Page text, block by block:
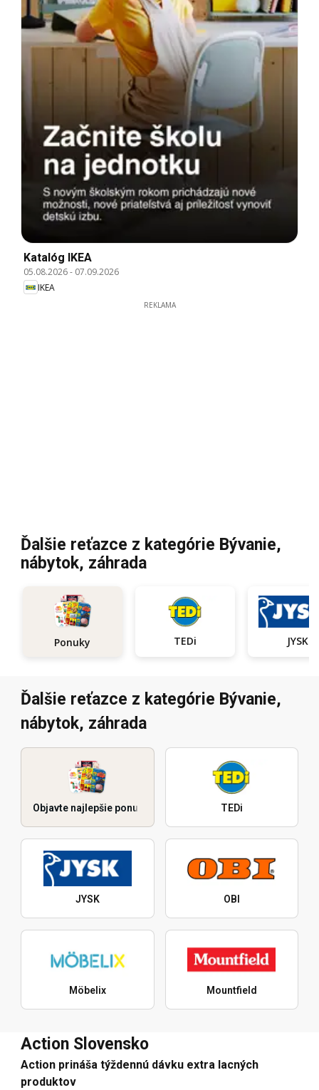
Katalóg IKEA
05.08.2026- 07.09.2026
IKEA
REKLAMA
Ďalšie reťazce z kategórie Bývanie,
nábytok, záhrada
Ponuky TEDi JYSK
Ďalšie reťazce z kategórie Bývanie,
nábytok, záhrada
Objavte najlepšie ponuky TEDi
JYSK OBI
Möbelix Mountfield
Action Slovensko
Action prináša týždennú dávku extra lacných
produktov